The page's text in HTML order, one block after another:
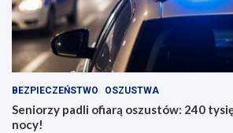
BEZPIECZEŃSTWO OSZUSTWA
Seniorzy padli ofiarą oszustów: 240
nocy!